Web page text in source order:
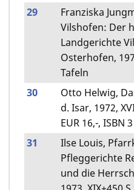
29
Franziska
Vilshofen: Der
Landgerichte
Osterhofen,
Tafeln
30
Otto Helwig,
d. Isar, 1972,
EUR 16,-, ISBN
31
Ilse Louis,
Pfleggerichte
und die